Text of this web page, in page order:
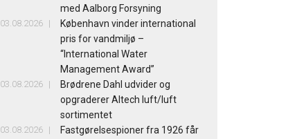
med Aalborg Forsyning
03.08.2026
København vinder international
pris for vandmiljø –
“International Water
Management Award”
03.08.2026
Brødrene Dahl udvider og
opgraderer Altech luft/luft
sortimentet
03.08.2026
Fastgørelsespioner fra 1926 får